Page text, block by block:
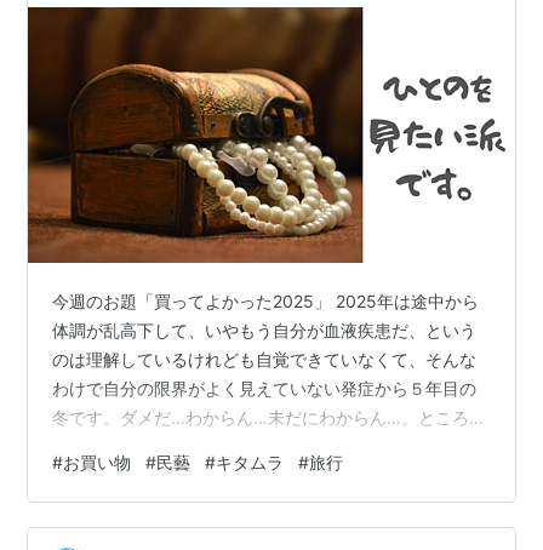
今週のお題「買ってよかった2025」 2025年は途中から
体調が乱高下して、いやもう自分が血液疾患だ、という
のは理解しているけれども自覚できていなくて、そんな
わけで自分の限界がよく見えていない発症から５年目の
冬です。ダメだ…わからん…未だにわからん…。ところで
あまりないのも相まって、今年はあちこち行ってきまし
た。愛知・大分（湯布院）・東京・アメリカ（ハワ
イ）・鳥取。自分的にはかなり頑張った。 各地回らせて
#お買い物 #民藝 #キタムラ #旅行